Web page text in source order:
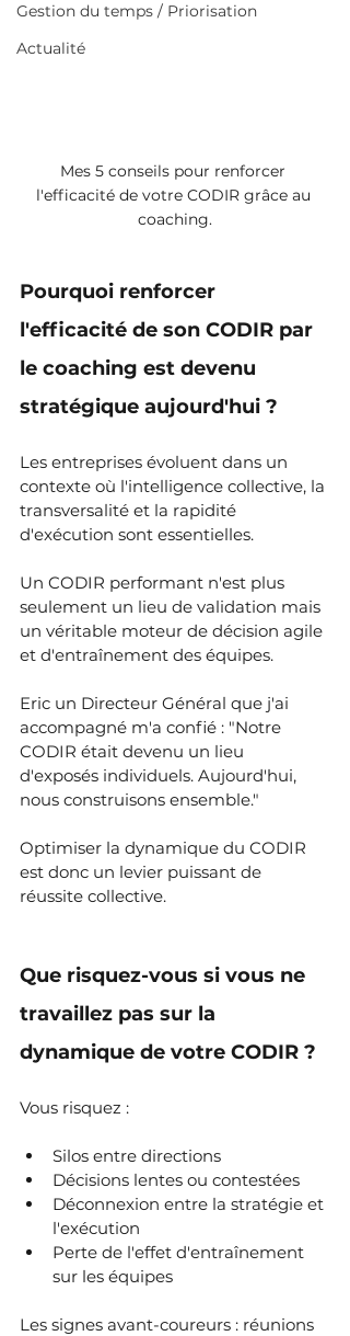
Gestion du temps / Priorisation
Actualité
Mes 5 conseils pour renforcer
l'efficacité de votre CODIR grâce au
coaching.
Pourquoi renforcer
l'efficacité de son CODIR par
le coaching est devenu
stratégique aujourd'hui ?
Les entreprises évoluent dans un
contexte où l'intelligence collective, la
transversalité et la rapidité
d'exécution sont essentielles.
Un CODIR performant n'est plus
seulement un lieu de validation mais
un véritable moteur de décision agile
et d'entraînement des équipes.
Eric un Directeur Général que j'ai
accompagné m'a confié : "Notre
CODIR était devenu un lieu
d'exposés individuels. Aujourd'hui,
nous construisons ensemble."
Optimiser la dynamique du CODIR
est donc un levier puissant de
réussite collective.
Que risquez-vous si vous ne
travaillez pas sur la
dynamique de votre CODIR ?
Vous risquez :
Silos entre directions
Décisions lentes ou contestées
Déconnexion entre la stratégie et
l'exécution
Perte de l'effet d'entraînement
sur les équipes
Les signes avant-coureurs : réunions